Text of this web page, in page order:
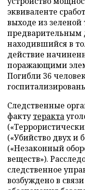
эквиваленте
выходе из
предварительным
находившийся в
действие
поражающими
Погибли 36
Следственные
фактутеракта
(«Убийство двух и
(«Незаконный
веществ»).
следственное
возбуждено в